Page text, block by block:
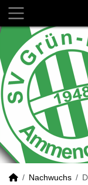
Nachwuchs